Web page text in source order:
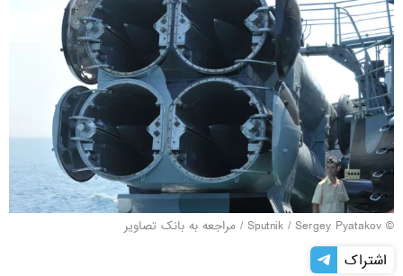
© Sputnik / Sergey Pyatakov
/ مراجعه به بانک تصاویر
اشتراک